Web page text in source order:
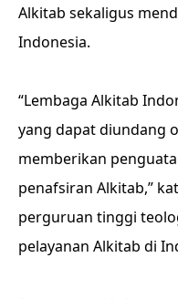
Alkitab sekaligus
Indonesia.
“Lembaga Alkitab
yang dapat diundang
memberikan
penafsiran Alkitab,”
perguruan tinggi
pelayanan Alkitab di